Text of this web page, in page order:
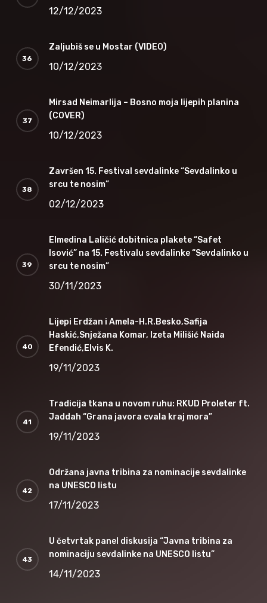
12/12/2023
Zaljubiš se u Mostar (VIDEO)
10/12/2023
Mirsad Neimarlija – Bosno moja lijepih planina
(COVER)
10/12/2023
Završen 15. Festival sevdalinke “Sevdalinko u
srcu te nosim”
02/12/2023
Elmedina Laličić dobitnica plakete “Safet
Isović” na 15. Festivalu sevdalinke “Sevdalinko u
srcu te nosim”
30/11/2023
Lijepi Erdžan i Amela-H.R.Besko,Safija
Haskić,Snježana Komar, Izeta Milišić Naida
Efendić,Elvis K.
19/11/2023
Tradicija tkana u novom ruhu: RKUD Proleter ft.
Jaddah “Grana javora cvala kraj mora”
19/11/2023
Održana javna tribina za nominacije sevdalinke
na UNESCO listu
17/11/2023
U četvrtak panel diskusija “Javna tribina za
nominaciju sevdalinke na UNESCO listu”
14/11/2023